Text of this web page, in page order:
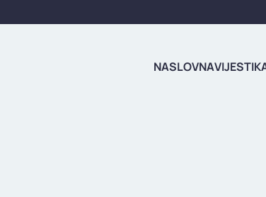
NASLOVNAVIJESTI